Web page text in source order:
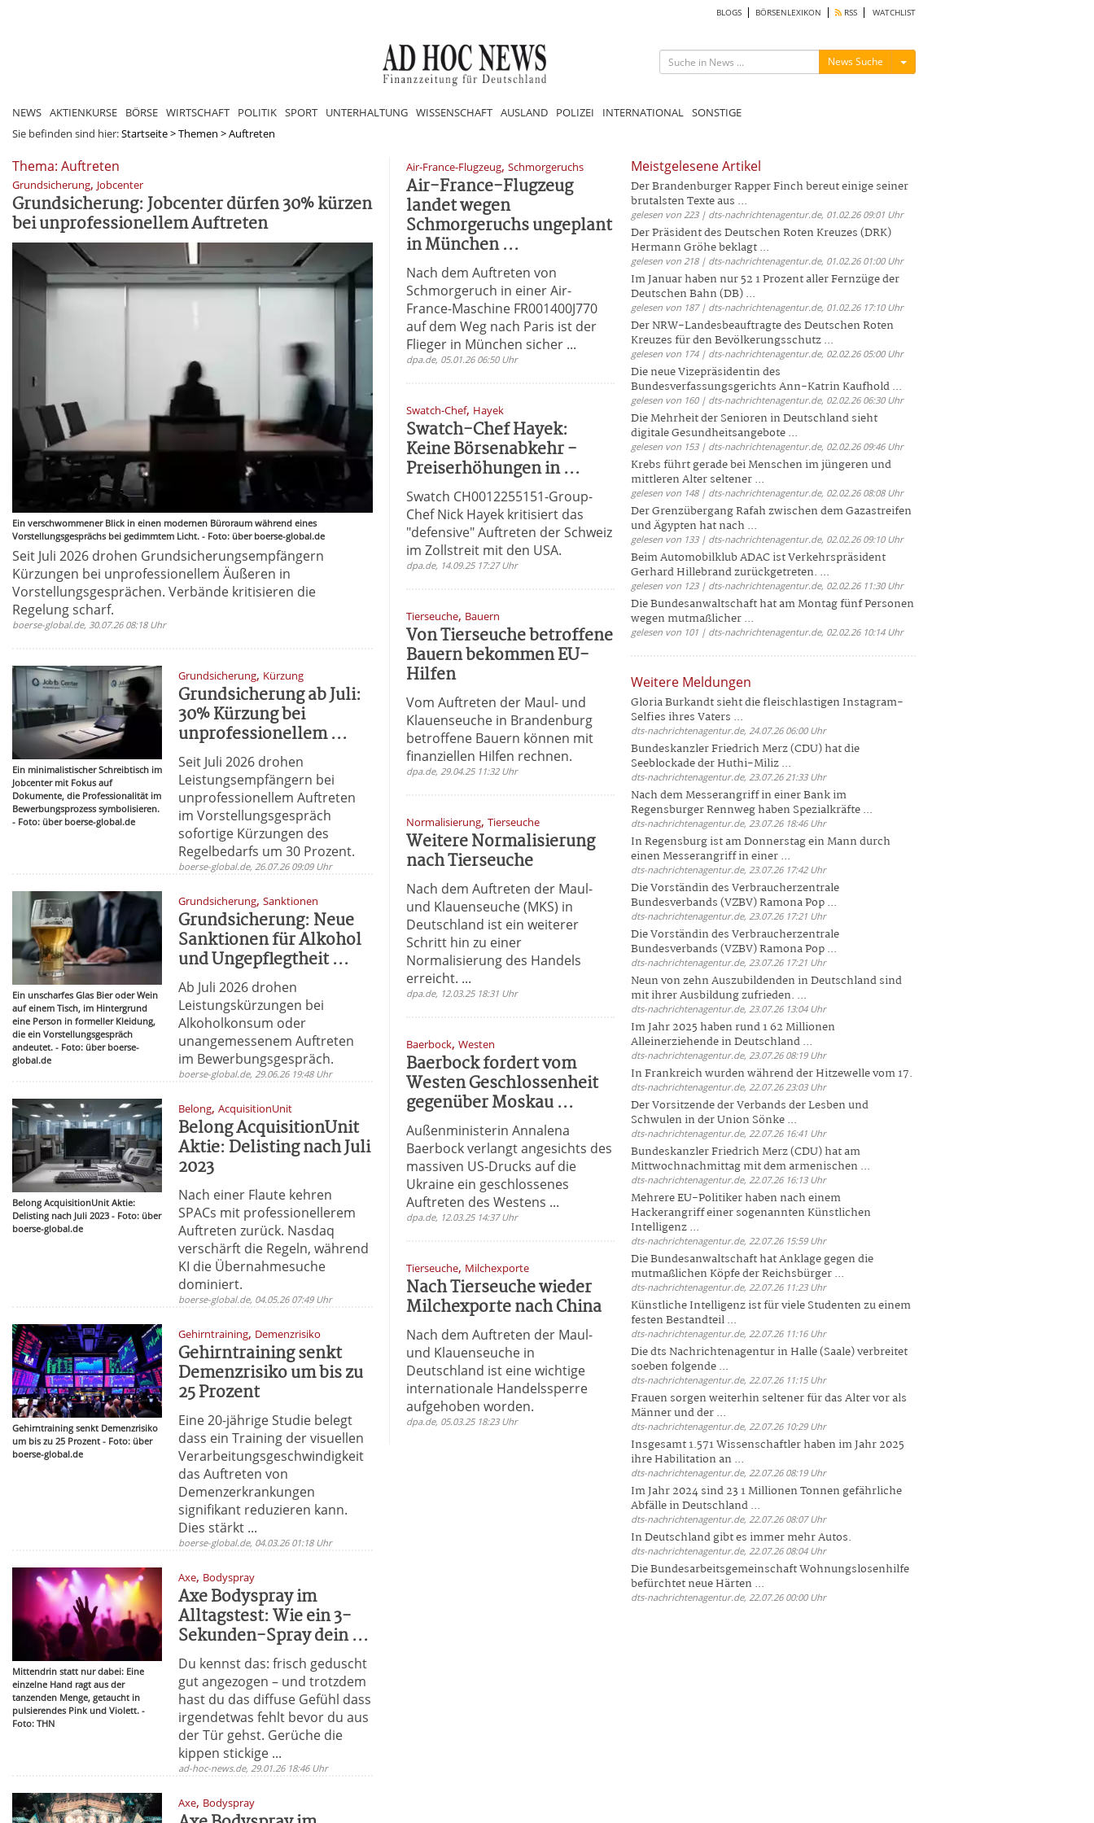
BLOGS BÖRSENLEXIKON RSS WATCHLIST
News Suche Menü ein-/ausblenden
NEWS AKTIENKURSE BÖRSE WIRTSCHAFT POLITIK SPORT UNTERHALTUNG WISSENSCHAFT AUSLAND POLIZEI INTERNATIONAL SONSTIGE
Sie befinden sind hier:Startseite>Themen >Auftreten
Thema: Auftreten
Grundsicherung, Jobcenter
Grundsicherung: Jobcenter dürfen 30% kürzen
bei unprofessionellem Auftreten
Ein verschwommener Blick in einen modernen Büroraum während eines
Vorstellungsgesprächs bei gedimmtem Licht. - Foto: über boerse-global.de
Seit Juli 2026 drohen Grundsicherungsempfängern
Kürzungen bei unprofessionellem Äußeren in
Vorstellungsgesprächen. Verbände kritisieren die
Regelung scharf.
boerse-global.de, 30.07.26 08:18 Uhr
Ein minimalistischer Schreibtisch im
Jobcenter mit Fokus auf
Dokumente, die Professionalität im
Bewerbungsprozess symbolisieren.
- Foto: über boerse-global.de
Grundsicherung, Kürzung
Grundsicherung ab Juli:
30% Kürzung bei
unprofessionellem ...
Seit Juli 2026 drohen
Leistungsempfängern bei
unprofessionellem Auftreten
im Vorstellungsgespräch
sofortige Kürzungen des
Regelbedarfs um 30 Prozent.
boerse-global.de, 26.07.26 09:09 Uhr
Ein unscharfes Glas Bier oder Wein
auf einem Tisch, im Hintergrund
eine Person in formeller Kleidung,
die ein Vorstellungsgespräch
andeutet. - Foto: über boerse-
global.de
Grundsicherung,Sanktionen
Grundsicherung: Neue
Sanktionen für Alkohol
und Ungepflegtheit ...
Ab Juli 2026 drohen
Leistungskürzungen bei
Alkoholkonsum oder
unangemessenem Auftreten
im Bewerbungsgespräch.
boerse-global.de, 29.06.26 19:48 Uhr
Belong AcquisitionUnit Aktie:
Delisting nach Juli 2023 - Foto: über
boerse-global.de
Belong,AcquisitionUnit
Belong AcquisitionUnit
Aktie: Delisting nach Juli
2023
Nach einer Flaute kehren
SPACs mit professionellerem
Auftreten zurück. Nasdaq
verschärft die Regeln, während
KI die Übernahmesuche
dominiert.
boerse-global.de, 04.05.26 07:49 Uhr
Gehirntraining senkt Demenzrisiko
um bis zu 25 Prozent - Foto: über
boerse-global.de
Gehirntraining, Demenzrisiko
Gehirntraining senkt
Demenzrisiko um bis zu
25 Prozent
Eine 20-jährige Studie belegt
dass ein Training der visuellen
Verarbeitungsgeschwindigkeit
das Auftreten von
Demenzerkrankungen
signifikant reduzieren kann.
Dies stärkt ...
boerse-global.de, 04.03.26 01:18 Uhr
Mittendrin statt nur dabei: Eine
einzelne Hand ragt aus der
tanzenden Menge, getaucht in
pulsierendes Pink und Violett. -
Foto: THN
Axe, Bodyspray
Axe Bodyspray im
Alltagstest: Wie ein 3-
Sekunden-Spray dein ...
Du kennst das: frisch geduscht
gut angezogen – und trotzdem
hast du das diffuse Gefühl dass
irgendetwas fehlt bevor du aus
der Tür gehst. Gerüche die
kippen stickige ...
ad-hoc-news.de, 29.01.26 18:46 Uhr
Axe, Bodyspray
Air-France-Flugzeug, Schmorgeruchs
Air-France-Flugzeug
landet wegen
Schmorgeruchs ungeplant
in München ...
Nach dem Auftreten von
Schmorgeruch in einer Air-
France-Maschine FR001400J770
auf dem Weg nach Paris ist der
Flieger in München sicher ...
dpa.de, 05.01.26 06:50 Uhr
Swatch-Chef, Hayek
Swatch-Chef Hayek:
Keine Börsenabkehr -
Preiserhöhungen in ...
Swatch CH0012255151-Group-
Chef Nick Hayek kritisiert das
"defensive" Auftreten der Schweiz
im Zollstreit mit den USA.
dpa.de, 14.09.25 17:27 Uhr
Tierseuche, Bauern
Von Tierseuche betroffene
Bauern bekommen EU-
Hilfen
Vom Auftreten der Maul- und
Klauenseuche in Brandenburg
betroffene Bauern können mit
finanziellen Hilfen rechnen.
dpa.de, 29.04.25 11:32 Uhr
Normalisierung, Tierseuche
Weitere Normalisierung
nach Tierseuche
Nach dem Auftreten der Maul-
und Klauenseuche (MKS) in
Deutschland ist ein weiterer
Schritt hin zu einer
Normalisierung des Handels
erreicht. ...
dpa.de, 12.03.25 18:31 Uhr
Baerbock, Westen
Baerbock fordert vom
Westen Geschlossenheit
gegenüber Moskau ...
Außenministerin Annalena
Baerbock verlangt angesichts des
massiven US-Drucks auf die
Ukraine ein geschlossenes
Auftreten des Westens ...
dpa.de, 12.03.25 14:37 Uhr
Tierseuche, Milchexporte
Nach Tierseuche wieder
Milchexporte nach China
Nach dem Auftreten der Maul-
und Klauenseuche in
Deutschland ist eine wichtige
internationale Handelssperre
aufgehoben worden.
dpa.de, 05.03.25 18:23 Uhr
Meistgelesene Artikel
Der Brandenburger Rapper Finch bereut einige seiner
brutalsten Texte aus ...
gelesen von 223 | dts-nachrichtenagentur.de, 01.02.26 09:01 Uhr
Der Präsident des Deutschen Roten Kreuzes (DRK)
Hermann Gröhe beklagt ...
gelesen von 218 | dts-nachrichtenagentur.de, 01.02.26 01:00 Uhr
Im Januar haben nur 52 1 Prozent aller Fernzüge der
Deutschen Bahn (DB) ...
gelesen von 187 | dts-nachrichtenagentur.de, 01.02.26 17:10 Uhr
Der NRW-Landesbeauftragte des Deutschen Roten
Kreuzes für den Bevölkerungsschutz ...
gelesen von 174 | dts-nachrichtenagentur.de, 02.02.26 05:00 Uhr
Die neue Vizepräsidentin des
Bundesverfassungsgerichts Ann-Katrin Kaufhold ...
gelesen von 160 | dts-nachrichtenagentur.de, 02.02.26 06:30 Uhr
Die Mehrheit der Senioren in Deutschland sieht
digitale Gesundheitsangebote ...
gelesen von 153 | dts-nachrichtenagentur.de, 02.02.26 09:46 Uhr
Krebs führt gerade bei Menschen im jüngeren und
mittleren Alter seltener ...
gelesen von 148 | dts-nachrichtenagentur.de, 02.02.26 08:08 Uhr
Der Grenzübergang Rafah zwischen dem Gazastreifen
und Ägypten hat nach ...
gelesen von 133 | dts-nachrichtenagentur.de, 02.02.26 09:10 Uhr
Beim Automobilklub ADAC ist Verkehrspräsident
Gerhard Hillebrand zurückgetreten. ...
gelesen von 123 | dts-nachrichtenagentur.de, 02.02.26 11:30 Uhr
Die Bundesanwaltschaft hat am Montag fünf Personen
wegen mutmaßlicher ...
gelesen von 101 | dts-nachrichtenagentur.de, 02.02.26 10:14 Uhr
Weitere Meldungen
Gloria Burkandt sieht die fleischlastigen Instagram-
Selfies ihres Vaters ...
dts-nachrichtenagentur.de, 24.07.26 06:00 Uhr
Bundeskanzler Friedrich Merz (CDU) hat die
Seeblockade der Huthi-Miliz ...
dts-nachrichtenagentur.de, 23.07.26 21:33 Uhr
Nach dem Messerangriff in einer Bank im
Regensburger Rennweg haben Spezialkräfte ...
dts-nachrichtenagentur.de, 23.07.26 18:46 Uhr
In Regensburg ist am Donnerstag ein Mann durch
einen Messerangriff in einer ...
dts-nachrichtenagentur.de, 23.07.26 17:42 Uhr
Die Vorständin des Verbraucherzentrale
Bundesverbands (VZBV) Ramona Pop ...
dts-nachrichtenagentur.de, 23.07.26 17:21 Uhr
Die Vorständin des Verbraucherzentrale
Bundesverbands (VZBV) Ramona Pop ...
dts-nachrichtenagentur.de, 23.07.26 17:21 Uhr
Neun von zehn Auszubildenden in Deutschland sind
mit ihrer Ausbildung zufrieden. ...
dts-nachrichtenagentur.de, 23.07.26 13:04 Uhr
Im Jahr 2025 haben rund 1 62 Millionen
Alleinerziehende in Deutschland ...
dts-nachrichtenagentur.de, 23.07.26 08:19 Uhr
In Frankreich wurden während der Hitzewelle vom 17.
dts-nachrichtenagentur.de, 22.07.26 23:03 Uhr
Der Vorsitzende der Verbands der Lesben und
Schwulen in der Union Sönke ...
dts-nachrichtenagentur.de, 22.07.26 16:41 Uhr
Bundeskanzler Friedrich Merz (CDU) hat am
Mittwochnachmittag mit dem armenischen ...
dts-nachrichtenagentur.de, 22.07.26 16:13 Uhr
Mehrere EU-Politiker haben nach einem
Hackerangriff einer sogenannten Künstlichen
Intelligenz ...
dts-nachrichtenagentur.de, 22.07.26 15:59 Uhr
Die Bundesanwaltschaft hat Anklage gegen die
mutmaßlichen Köpfe der Reichsbürger ...
dts-nachrichtenagentur.de, 22.07.26 11:23 Uhr
Künstliche Intelligenz ist für viele Studenten zu einem
festen Bestandteil ...
dts-nachrichtenagentur.de, 22.07.26 11:16 Uhr
Die dts Nachrichtenagentur in Halle (Saale) verbreitet
soeben folgende ...
dts-nachrichtenagentur.de, 22.07.26 11:15 Uhr
Frauen sorgen weiterhin seltener für das Alter vor als
Männer und der ...
dts-nachrichtenagentur.de, 22.07.26 10:29 Uhr
Insgesamt 1.571 Wissenschaftler haben im Jahr 2025
ihre Habilitation an ...
dts-nachrichtenagentur.de, 22.07.26 08:19 Uhr
Im Jahr 2024 sind 23 1 Millionen Tonnen gefährliche
Abfälle in Deutschland ...
dts-nachrichtenagentur.de, 22.07.26 08:07 Uhr
In Deutschland gibt es immer mehr Autos.
dts-nachrichtenagentur.de, 22.07.26 08:04 Uhr
Die Bundesarbeitsgemeinschaft Wohnungslosenhilfe
befürchtet neue Härten ...
dts-nachrichtenagentur.de, 22.07.26 00:00 Uhr